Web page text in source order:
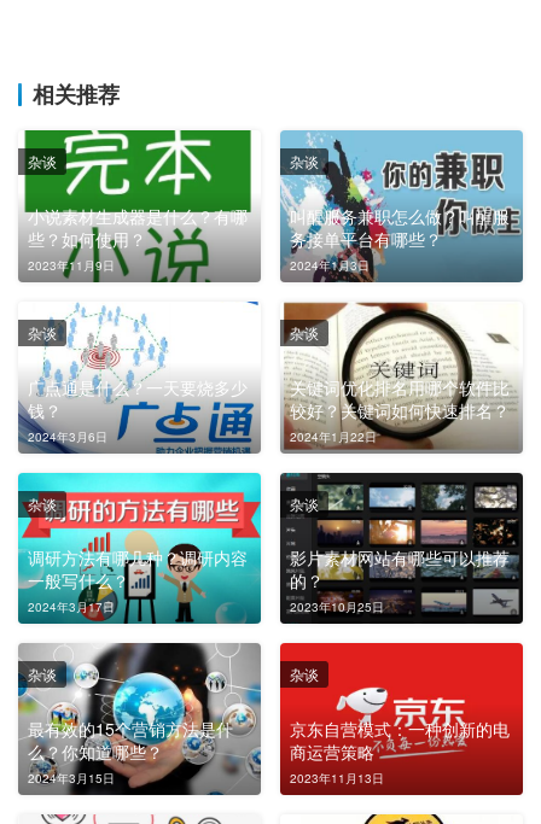
相关推荐
小说素材生成器是什么？有哪
些？如何使用？
2023年11月9日
杂谈
叫醒服务兼职怎么做？叫醒服
务接单平台有哪些？
2024年1月3日
杂谈
广点通是什么？一天要烧多少
钱？
2024年3月6日
杂谈
关键词优化排名用哪个软件比
较好？关键词如何快速排名？
2024年1月22日
杂谈
调研方法有哪几种？调研内容
一般写什么？
2024年3月17日
杂谈
影片素材网站有哪些可以推荐
的？
2023年10月25日
杂谈
最有效的15个营销方法是什
么？你知道哪些？
2024年3月15日
杂谈
京东自营模式：一种创新的电
商运营策略
2023年11月13日
杂谈